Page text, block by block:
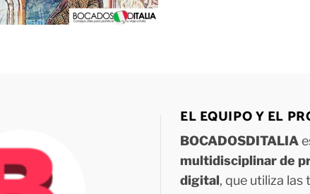
EL EQUIPO Y EL
BOCADOSDITALIA
multidisciplinar de
digital, que utiliza